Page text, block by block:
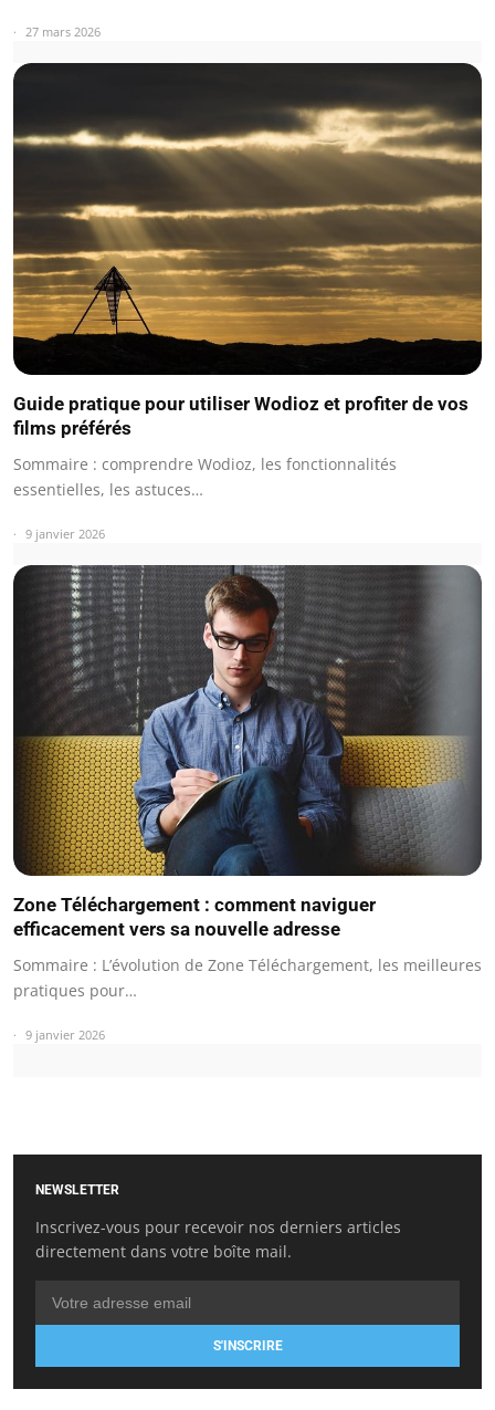
27 mars 2026
Guide pratique pour utiliser Wodioz et profiter de vos
films préférés
Sommaire : comprendre Wodioz, les fonctionnalités
essentielles, les astuces…
9 janvier 2026
Zone Téléchargement : comment naviguer
efficacement vers sa nouvelle adresse
Sommaire : L’évolution de Zone Téléchargement, les meilleures
pratiques pour…
9 janvier 2026
NEWSLETTER
Inscrivez-vous pour recevoir nos derniers articles
directement dans votre boîte mail.
S'INSCRIRE